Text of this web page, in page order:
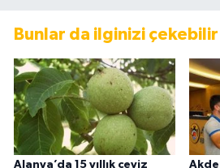
Bunlar da ilginizi çekebilir
Alanya’da 15 yıllık ceviz